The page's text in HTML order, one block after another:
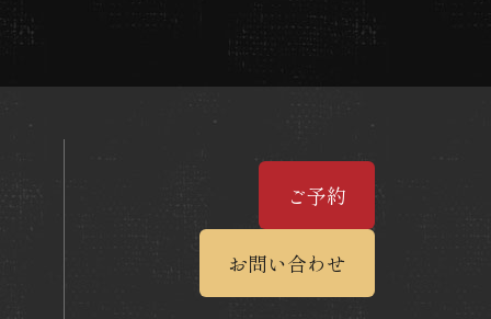
ご予約
お問い合わせ